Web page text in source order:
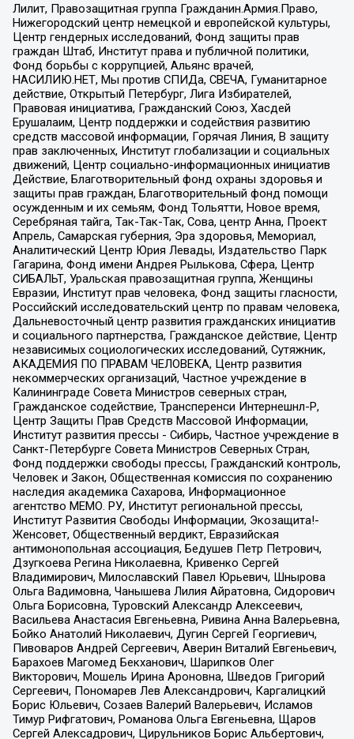
Лилит, Правозащитная группа Гражданин.Армия.Право,
Нижегородский центр немецкой и европейской культуры,
Центр гендерных исследований, Фонд защиты прав
граждан Штаб, Институт права и публичной политики,
Фонд борьбы с коррупцией, Альянс врачей,
НАСИЛИЮ.НЕТ, Мы против СПИДа, СВЕЧА, Гуманитарное
действие, Открытый Петербург, Лига Избирателей,
Правовая инициатива, Гражданский Союз, Хасдей
Ерушалаим, Центр поддержки и содействия развитию
средств массовой информации, Горячая Линия, В защиту
прав заключенных, Институт глобализации и социальных
движений, Центр социально-информационных инициатив
Действие, Благотворительный фонд охраны здоровья и
защиты прав граждан, Благотворительный фонд помощи
осужденным и их семьям, Фонд Тольятти, Новое время,
Серебряная тайга, Так-Так-Так, Сова, центр Анна, Проект
Апрель, Самарская губерния, Эра здоровья, Мемориал,
Аналитический Центр Юрия Левады, Издательство Парк
Гагарина, Фонд имени Андрея Рылькова, Сфера, Центр
СИБАЛЬТ, Уральская правозащитная группа, Женщины
Евразии, Институт прав человека, Фонд защиты гласности,
Российский исследовательский центр по правам человека,
Дальневосточный центр развития гражданских инициатив
и социального партнерства, Гражданское действие, Центр
независимых социологических исследований, Сутяжник,
АКАДЕМИЯ ПО ПРАВАМ ЧЕЛОВЕКА, Центр развития
некоммерческих организаций, Частное учреждение в
Калининграде Совета Министров северных стран,
Гражданское содействие, Трансперенси Интернешнл-Р,
Центр Защиты Прав Средств Массовой Информации,
Институт развития прессы - Сибирь, Частное учреждение в
Санкт-Петербурге Совета Министров Северных Стран,
Фонд поддержки свободы прессы, Гражданский контроль,
Человек и Закон, Общественная комиссия по сохранению
наследия академика Сахарова, Информационное
агентство МЕМО. РУ, Институт региональной прессы,
Институт Развития Свободы Информации, Экозащита!-
Женсовет, Общественный вердикт, Евразийская
антимонопольная ассоциация, Бедушев Петр Петрович,
Дзугкоева Регина Николаевна, Кривенко Сергей
Владимирович, Милославский Павел Юрьевич, Шнырова
Ольга Вадимовна, Чанышева Лилия Айратовна, Сидорович
Ольга Борисовна, Туровский Александр Алексеевич,
Васильева Анастасия Евгеньевна, Ривина Анна Валерьевна,
Бойко Анатолий Николаевич, Дугин Сергей Георгиевич,
Пивоваров Андрей Сергеевич, Аверин Виталий Евгеньевич,
Барахоев Магомед Бекханович, Шарипков Олег
Викторович, Мошель Ирина Ароновна, Шведов Григорий
Сергеевич, Пономарев Лев Александрович, Каргалицкий
Борис Юльевич, Созаев Валерий Валерьевич, Исламов
Тимур Рифгатович, Романова Ольга Евгеньевна, Щаров
Сергей Алексадрович, Цирульников Борис Альбертович,